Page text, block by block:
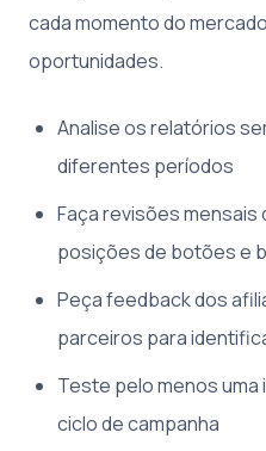
cada momento do
oportunidades.
Analise os relatórios
diferentes períodos
Faça revisões mensais
posições de botões e
Peça feedback dos
parceiros para
Teste pelo menos uma
ciclo de campanha